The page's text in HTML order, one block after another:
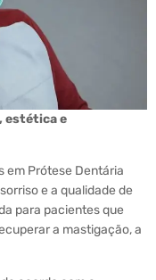
estética e
em Prótese Dentária
e a qualidade de
para pacientes que
a mastigação, a